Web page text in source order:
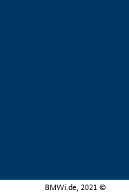
BMWi.de, 2021 ©